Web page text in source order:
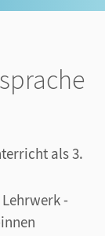
als 3.
-